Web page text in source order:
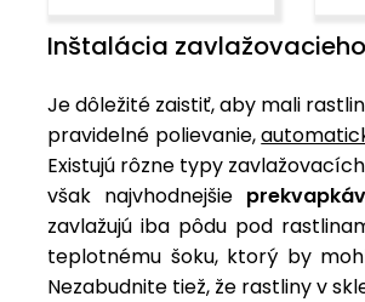
Inštalácia
Je dôležité zaistiť, aby mali
pravidelné polievanie,
Existujú rôzne typy
však najvhodnejšie
zavlažujú iba pôdu pod
teplotnému šoku, ktorý by
Nezabudnite tiež, že rastliny v